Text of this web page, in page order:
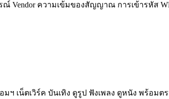
Vendor ความเข้มของสัญญาณ การเข้ารหัส
เน็ตเวิร์ค บันเทิง ดูรูป ฟังเพลง ดูหนัง พร้อมต